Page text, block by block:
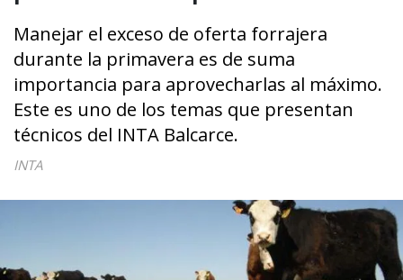
Manejar el exceso de oferta forrajera
durante la primavera es de suma
importancia para aprovecharlas al máximo.
Este es uno de los temas que presentan
técnicos del INTA Balcarce.
INTA